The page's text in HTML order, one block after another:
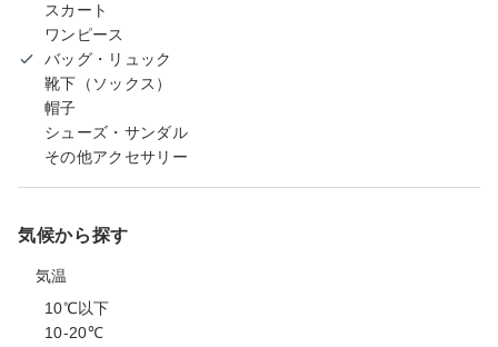
スカート
ワンピース
バッグ・リュック
靴下（ソックス）
帽子
シューズ・サンダル
その他アクセサリー
気候から探す
気温
10℃以下
10-20℃